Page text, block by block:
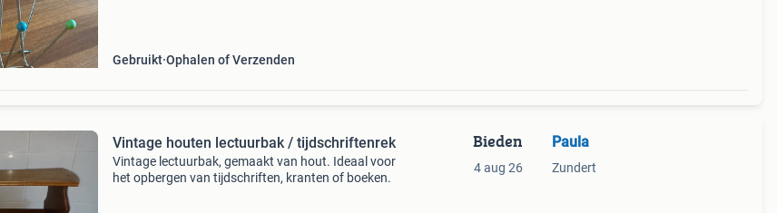
Gebruikt Ophalen of Verzenden
Vintage houten lectuurbak / tijdschriftenrek
Vintage lectuurbak, gemaakt van hout. Ideaal voor
het opbergen van tijdschriften, kranten of boeken.
Bieden
4 aug 26
Paula
Zundert